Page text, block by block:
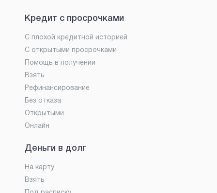
Кредит с просрочками
С плохой кредитной историей
С открытыми просрочками
Помощь в получении
Взять
Рефинансирование
Без отказа
Открытыми
Онлайн
Деньги в долг
На карту
Взять